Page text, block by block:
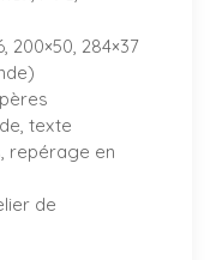
200×50, 284×37
texte
repérage en
de